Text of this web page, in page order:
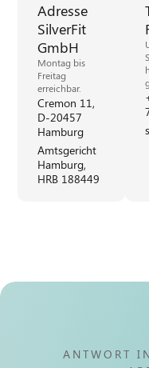
Adresse
SilverFit
GmbH
Montag bis
Freitag
erreichbar.
Cremon 11,
D-20457
Hamburg
Amtsgericht
Hamburg,
HRB 188449
ANTWORT